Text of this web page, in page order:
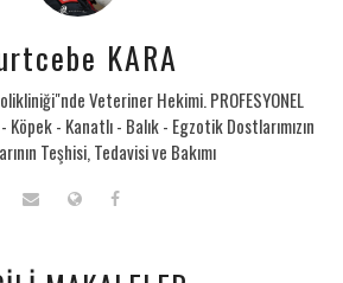
KARA
Veteriner Hekimi. PROFESYONEL
Köpek - Kanatlı - Balık - Egzotik Dostlarımızın
Teşhisi, Tedavisi ve Bakımı